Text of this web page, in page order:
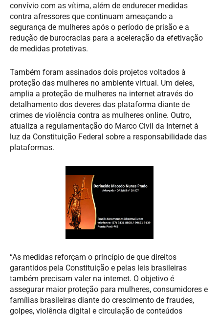
convívio com as vítima, além de endurecer medidas
contra afressores que continuam ameaçando a
segurança de mulheres após o período de prisão e a
redução de burocracias para a aceleração da efetivação
de medidas protetivas.
Também foram assinados dois projetos voltados à
proteção das mulheres no ambiente virtual. Um deles,
amplia a proteção de mulheres na internet através do
detalhamento dos deveres das plataforma diante de
crimes de violência contra as mulheres online. Outro,
atualiza a regulamentação do Marco Civil da Internet à
luz da Constituição Federal sobre a responsabilidade das
plataformas.
“As medidas reforçam o princípio de que direitos
garantidos pela Constituição e pelas leis brasileiras
também precisam valer na internet. O objetivo é
assegurar maior proteção para mulheres, consumidores e
famílias brasileiras diante do crescimento de fraudes,
golpes, violência digital e circulação de conteúdos